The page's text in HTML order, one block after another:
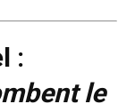
:
le